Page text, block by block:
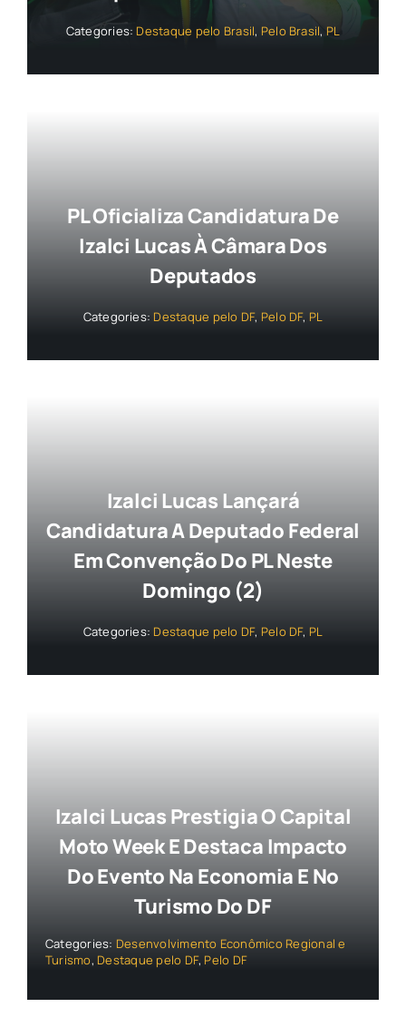
Categories: Destaque pelo Brasil, Pelo Brasil, PL
PL Oficializa Candidatura De
Izalci Lucas À Câmara Dos
Deputados
Categories: Destaque pelo DF, Pelo DF, PL
Izalci Lucas Lançará
Candidatura A Deputado Federal
Em Convenção Do PL Neste
Domingo (2)
Categories: Destaque pelo DF, Pelo DF, PL
Izalci Lucas Prestigia O Capital
Moto Week E Destaca Impacto
Do Evento Na Economia E No
Turismo Do DF
Categories: Desenvolvimento Econômico Regional e
Turismo, Destaque pelo DF, Pelo DF